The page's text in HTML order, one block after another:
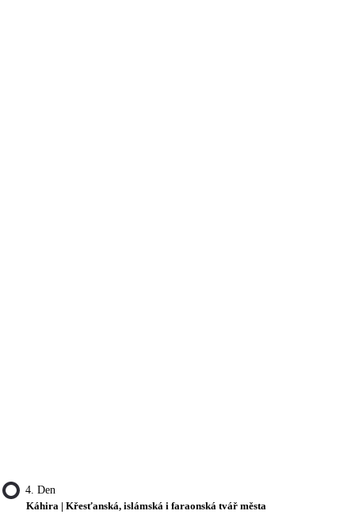
4. Den
Káhira | Křesťanská, islámská i faraonská tvář města